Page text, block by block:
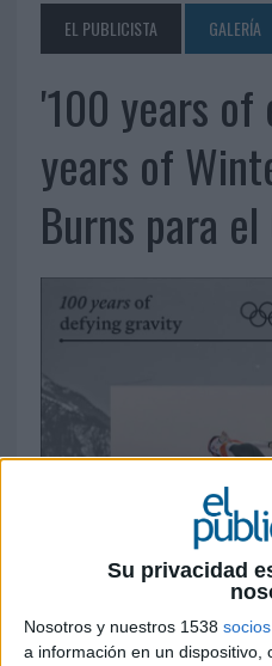
Su privacidad
Nosotros y nuestros 1538 socios
a información en un dispositivo,
EL PUBLICISTA GALERÍA
'100 years of
years of
Burns para el